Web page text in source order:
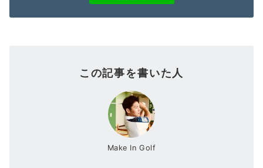
この記事を書いた人
Make In Golf